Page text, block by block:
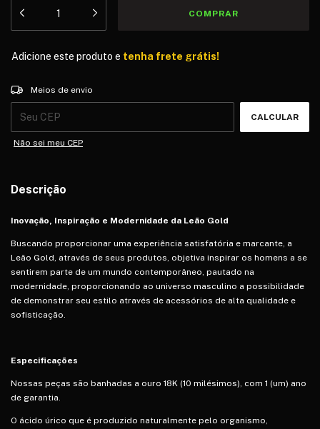
Adicione este produto e tenha frete grátis!
Entregas para o CEP:
Meios de envio
CALCULAR
Não sei meu CEP
Descrição
Inovação, Inspiração e Modernidade da Leão Gold
Buscando proporcionar uma experiência satisfatória e marcante, a
Leão Gold, através de seus produtos, objetiva inspirar os homens a se
sentirem parte de um mundo contemporâneo, pautado na
modernidade, proporcionando ao universo masculino a possibilidade
de demonstrar seu estilo através de acessórios de alta qualidade e
sofisticação.
Especificações
Nossas peças são banhadas a ouro 18K (10 milésimos), com 1 (um) ano
de garantia.
O ácido úrico que é produzido naturalmente pelo organismo,